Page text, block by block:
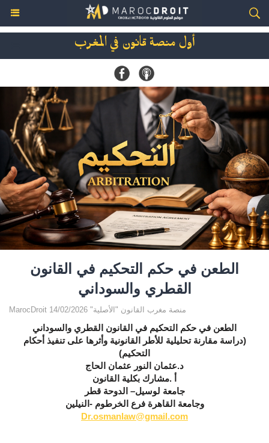
أول منصة قانون في المغرب
الطعن في حكم التحكيم في القانون
القطري والسوداني
MarocDroit منصة مغرب القانون "الأصلية" 14/02/2026
الطعن في حكم التحكيم في القانون القطري والسوداني
(دراسة مقارنة تحليلية للأطر القانونية وأثرها على تنفيذ أحكام
التحكيم)
د.عثمان النور عثمان الحاج
أ .مشارك بكلية القانون
جامعة لوسيل– الدوحة قطر
وجامعة القاهرة فرع الخرطوم -النيلين
Dr.osmanlaw@gmail.com